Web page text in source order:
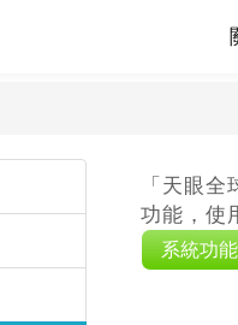
天眼衛星科技股份有
「天眼
功能，使
系統功